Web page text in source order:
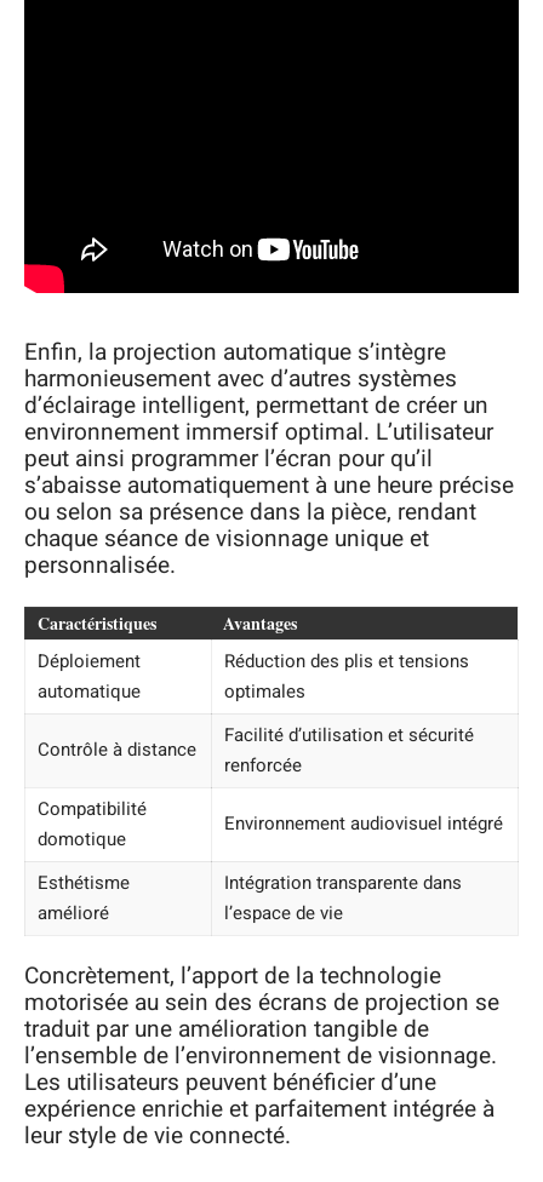
Enfin, la projection automatique s’intègre
harmonieusement avec d’autres systèmes
d’éclairage intelligent, permettant de créer un
environnement immersif optimal. L’utilisateur
peut ainsi programmer l’écran pour qu’il
s’abaisse automatiquement à une heure précise
ou selon sa présence dans la pièce, rendant
chaque séance de visionnage unique et
personnalisée.
Caractéristiques Avantages
Déploiement
automatique
Réduction des plis et tensions
optimales
Contrôle à distance
Facilité d’utilisation et sécurité
renforcée
Compatibilité
domotique
Environnement audiovisuel intégré
Esthétisme
amélioré
Intégration transparente dans
l’espace de vie
Concrètement, l’apport de la technologie
motorisée au sein des écrans de projection se
traduit par une amélioration tangible de
l’ensemble de l’environnement de visionnage.
Les utilisateurs peuvent bénéficier d’une
expérience enrichie et parfaitement intégrée à
leur style de vie connecté.